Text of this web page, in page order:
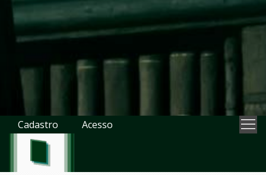
Cadastro Acesso